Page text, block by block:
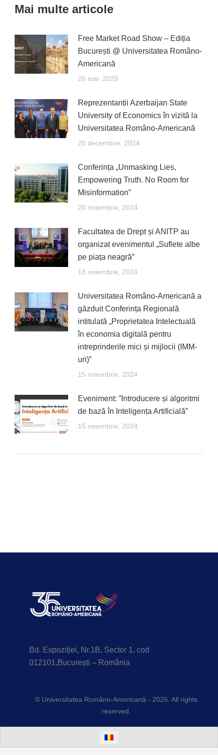
Mai multe articole
Free Market Road Show – Ediția
București @ Universitatea Româno-
Americană
26 mai, 2025
Reprezentanții Azerbaijan State
University of Economics în vizită la
Universitatea Româno-Americană
20 decembrie, 2024
Conferința „Unmasking Lies,
Empowering Truth. No Room for
Misinformation”
20 noiembrie, 2024
Facultatea de Drept și ANITP au
organizat evenimentul „Suflete albe
pe piața neagră”
18 noiembrie, 2024
Universitatea Româno-Americană a
găzduit Conferința Regională
intitulată „Proprietatea Intelectuală
în economia digitală pentru
intreprinderile mici și mijlocii (IMM-
uri)”
15 noiembrie, 2024
Eveniment: ”Introducere și algoritmi
de bază în Inteligența Artificială”
15 noiembrie, 2024
Bd. Expoziției, Nr.1B, Sector 1, cod
012101,București – România
© Universitatea Româno-Americană - 2026. All rights
reserved.